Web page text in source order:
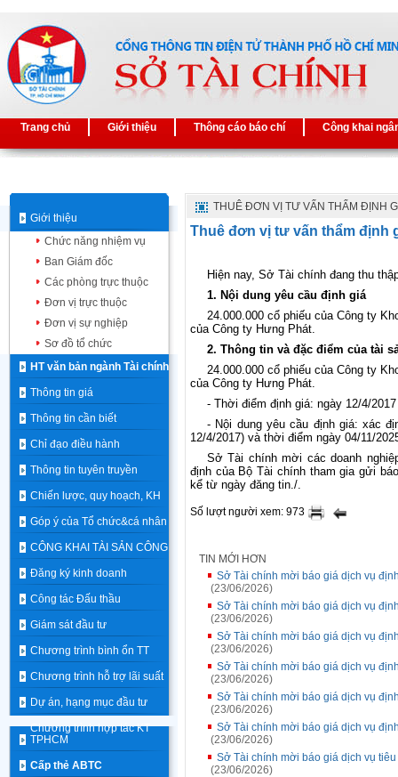
Trang chủ Giới thiệu Thông cáo báo chí Công khai
Giới thiệu
Chức năng nhiệm vụ
Ban Giám đốc
Các phòng trực thuộc
Đơn vị trực thuộc
Đơn vị sự nghiệp
Sơ đồ tổ chức
HT văn bản ngành Tài chính
Thông tin giá
Thông tin cần biết
Chỉ đạo điều hành
Thông tin tuyên truyền
Chiến lược, quy hoạch, KH
Góp ý của Tổ chức&cá nhân
CÔNG KHAI TÀI SẢN CÔNG
Đăng ký kinh doanh
Công tác Đấu thầu
Giám sát đầu tư
Chương trình bình ổn TT
Chương trình hỗ trợ lãi suất
Dự án, hạng mục đầu tư
Chương trình hợp tác KT
TPHCM
Cấp thẻ ABTC
THUÊ ĐƠN VỊ TƯ VẤN THẨM ĐỊNH
Thuê đơn vị tư vấn thẩm định
Hiện nay, Sở Tài chính đang thu
1. Nội dung yêu cầu định giá
24.000.000 cổ phiếu của Công ty
của Công ty Hưng Phát.
2. Thông tin và đặc điểm của tài
24.000.000 cổ phiếu của Công ty
của Công ty Hưng Phát.
- Thời điểm định giá: ngày 12/4/
- Nội dung yêu cầu định giá:xác
12/4/2017) và thời điểm ngày 04/11/
Sở Tài chính mời các doanh
định của Bộ Tài chính tham gia gửi báo
kể từ ngày đăng tin./.
Số lượt người xem: 973
TIN MỚI HƠN
Sở Tài chính mời báo giá dịch vụ
(23/06/2026)
Sở Tài chính mời báo giá dịch vụ
(23/06/2026)
Sở Tài chính mời báo giá dịch vụ
(23/06/2026)
Sở Tài chính mời báo giá dịch vụ
(23/06/2026)
Sở Tài chính mời báo giá dịch vụ
(23/06/2026)
Sở Tài chính mời báo giá dịch vụ
(23/06/2026)
Sở Tài chính mời báo giá dịch vụ
(23/06/2026)